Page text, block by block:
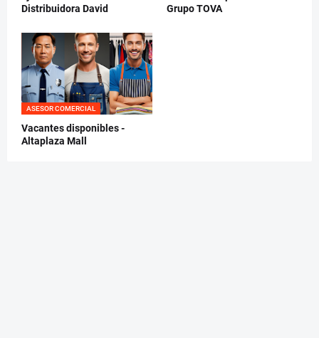
Distribuidora David
Grupo TOVA
ASESOR COMERCIAL
Vacantes disponibles -
Altaplaza Mall